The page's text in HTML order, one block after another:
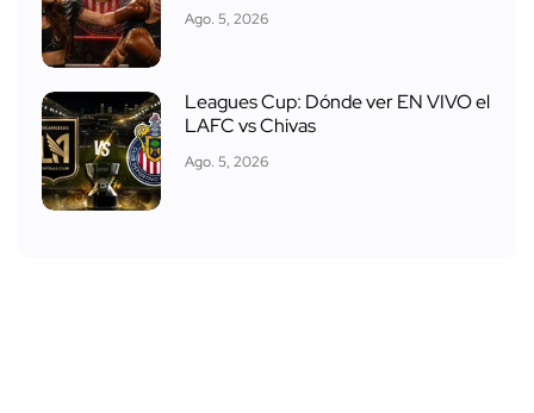
Ago. 5, 2026
Leagues Cup: Dónde ver EN VIVO el
LAFC vs Chivas
Ago. 5, 2026